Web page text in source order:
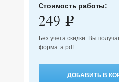
Стоимость работы:
249 e
Без учета скидки. Вы
формата pdf
ДОБАВИТЬ В